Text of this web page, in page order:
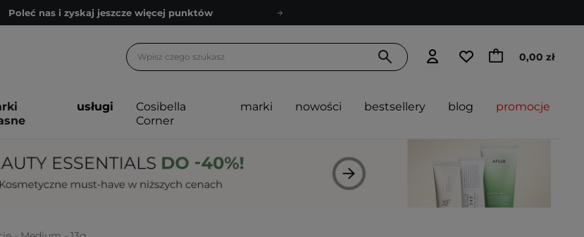
Poleć nas i zyskaj jeszcze więcej punktów
Bezpłatne konsultacje kosmetologiczne
Poleć nas i zyskaj jeszcze więcej punktów
0,00 zł
usługi
Cosibella
Corner
marki nowości bestsellery blog promocje